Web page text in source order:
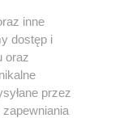
powielany i
sposób (w
polu
w
użycie lub
prawa,
kary i może być
inne
dostęp i
oraz
przez